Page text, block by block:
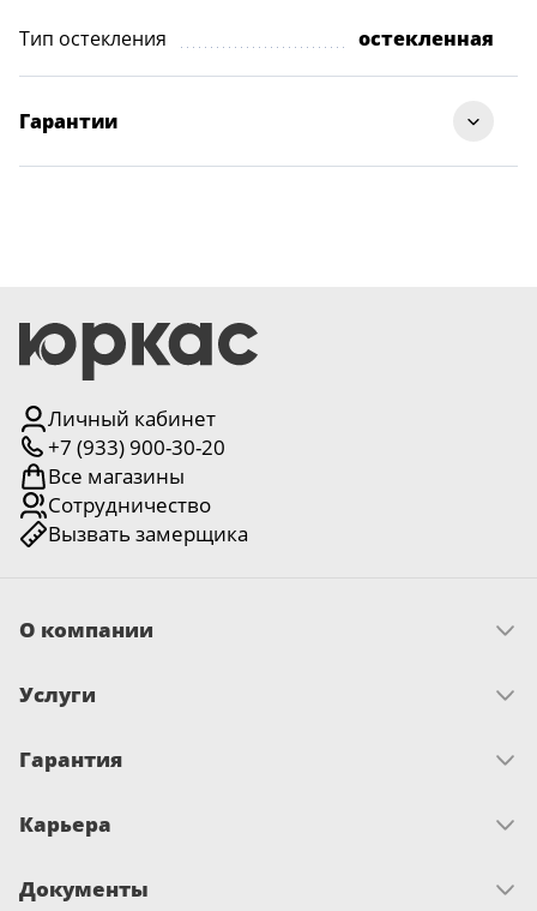
Тип остекления остекленная
Гарантии
Личный кабинет
+7 (933) 900-30-20
Все магазины
Сотрудничество
Вызвать замерщика
О компании
Миссия и ценности
Новости
Услуги
Замер
Гарантия
Сертификаты
Карьера
Развитие и обучение
Документы